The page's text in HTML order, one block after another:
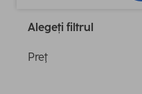
Alegeți filtrul
Preţ